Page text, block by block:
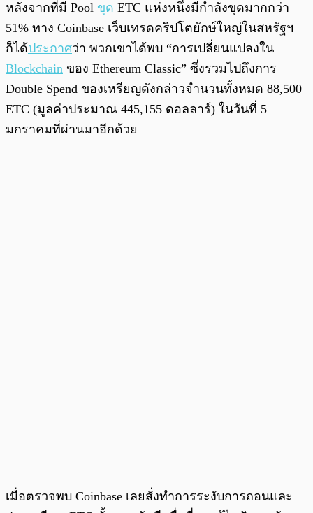
หลังจากที่มี Pool ขุด ETC แห่งหนึ่งมีกำลังขุดมากกว่า
51% ทาง Coinbase เว็บเทรดคริปโตยักษ์ใหญ่ในสหรัฐฯ
ก็ได้ประกาศว่า พวกเขาได้พบ “การเปลี่ยนแปลงใน
Blockchain ของ Ethereum Classic” ซึ่งรวมไปถึงการ
Double Spend ของเหรียญดังกล่าวจำนวนทั้งหมด 88,500
ETC (มูลค่าประมาณ 445,155 ดอลลาร์) ในวันที่ 5
มกราคมที่ผ่านมาอีกด้วย
เมื่อตรวจพบ Coinbase เลยสั่งทำการระงับการถอนและ